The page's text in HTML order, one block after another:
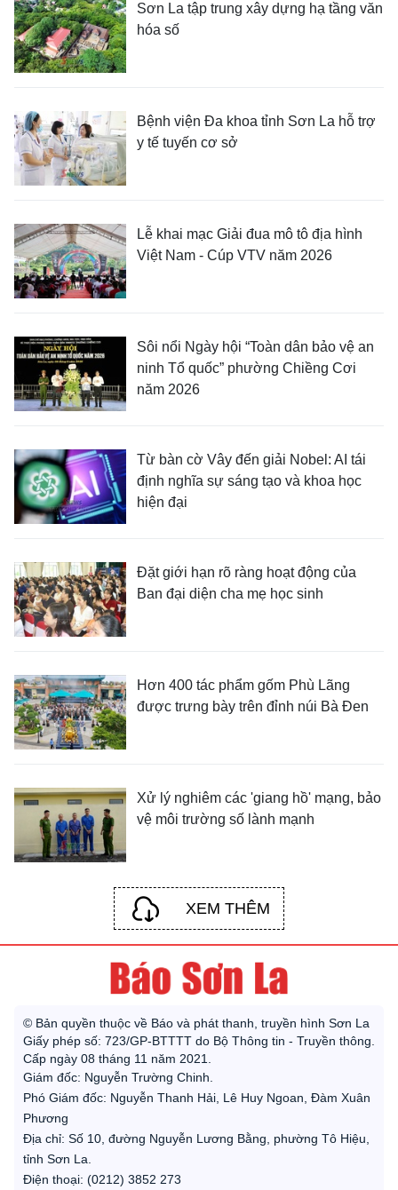
Sơn La tập trung xây dựng hạ tầng văn
hóa số
Bệnh viện Đa khoa tỉnh Sơn La hỗ trợ
y tế tuyến cơ sở
Lễ khai mạc Giải đua mô tô địa hình
Việt Nam - Cúp VTV năm 2026
Sôi nổi Ngày hội “Toàn dân bảo vệ an
ninh Tổ quốc” phường Chiềng Cơi
năm 2026
Từ bàn cờ Vây đến giải Nobel: AI tái
định nghĩa sự sáng tạo và khoa học
hiện đại
Đặt giới hạn rõ ràng hoạt động của
Ban đại diện cha mẹ học sinh
Hơn 400 tác phẩm gốm Phù Lãng
được trưng bày trên đỉnh núi Bà Đen
Xử lý nghiêm các 'giang hồ' mạng, bảo
vệ môi trường số lành mạnh
XEM THÊM
© Bản quyền thuộc về Báo và phát thanh, truyền hình Sơn La
Giấy phép số: 723/GP-BTTTT do Bộ Thông tin - Truyền thông.
Cấp ngày 08 tháng 11 năm 2021.
Giám đốc: Nguyễn Trường Chinh.
Phó Giám đốc: Nguyễn Thanh Hải, Lê Huy Ngoan, Đàm Xuân
Phương
Địa chỉ: Số 10, đường Nguyễn Lương Bằng, phường Tô Hiệu,
tỉnh Sơn La.
Điện thoại: (0212) 3852 273